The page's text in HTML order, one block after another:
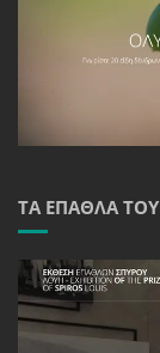
ΤΑ ΈΠΑΘΛΑ